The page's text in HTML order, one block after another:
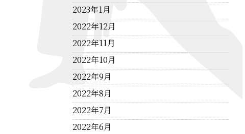
2023年1月
2022年12月
2022年11月
2022年10月
2022年9月
2022年8月
2022年7月
2022年6月